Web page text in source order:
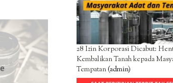
28 Izin Korporasi Dicabut:
Kembalikan Tanah kepada
Tempatan(admin)